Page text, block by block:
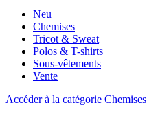
Neu
Chemises
Tricot & Sweat
Polos & T-shirts
Sous-vêtements
Vente
Accéder à la catégorie Chemises